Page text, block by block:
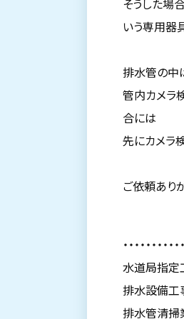
そうした場
いう専用器
排水管の中
管内カメラ
合には
先にカメラ
ご依頼あり
・・・・・・・・・・
水道局指定
排水設備工
排水管清掃